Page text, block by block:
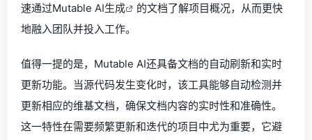
速通过Mutable AI生成
的文档了解项目概况，从而更快
地融入团队并投入工作。
值得一提的是，Mutable AI还具备文档的自动刷新和实时
更新功能。当源代码发生变化时，该工具能够自动检测并
更新相应的维基文档，确保文档内容的实时性和准确性。
这一特性在需要频繁更新和迭代的项目中尤为重要，它避